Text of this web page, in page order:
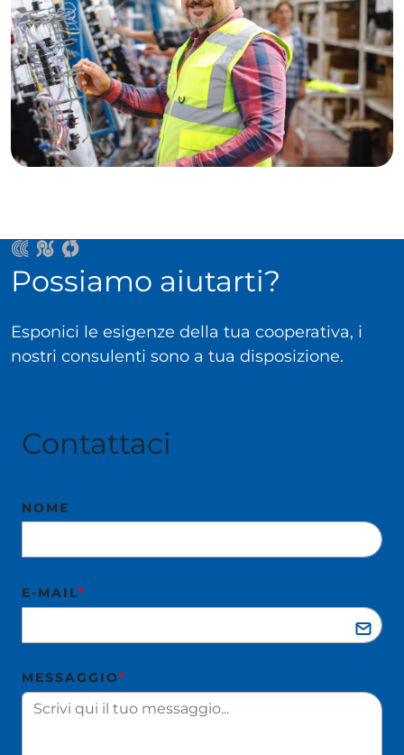
Possiamo aiutarti?
Esponici le esigenze della tua cooperativa, i
nostri consulenti sono a tua disposizione.
Contattaci
NOME
E-MAIL*
MESSAGGIO*